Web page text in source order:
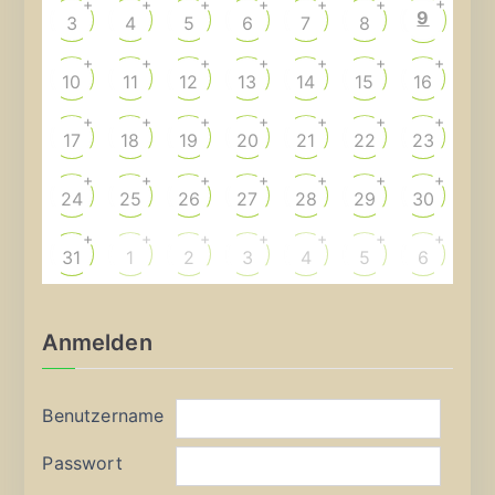
3
+
4
+
5
+
6
+
7
+
8
+
9
10
+
11
+
12
+
13
+
14
+
15
+
16
+
17
+
18
+
19
+
20
+
21
+
22
+
23
+
24
+
25
+
26
+
27
+
28
+
29
+
30
+
31
+
1
+
2
+
3
+
4
+
5
+
6
+
Anmelden
Benutzername
Passwort